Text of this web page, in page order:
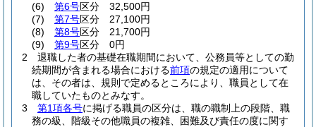
(6)
第6号区分 32,500円
(7)
第7号区分 27,100円
(8)
第8号区分 21,700円
(9)
第9号区分 0円
2
退職した者の基礎在職期間において、公務員等としての勤
続期間が含まれる場合における前項の規定の適用について
は、その者は、規則で定めるところにより、職員として在
職していたものとみなす。
3
第1項各号に掲げる職員の区分は、職の職制上の段階、職
務の級、階級その他職員の複雑、困難及び責任の度に関す